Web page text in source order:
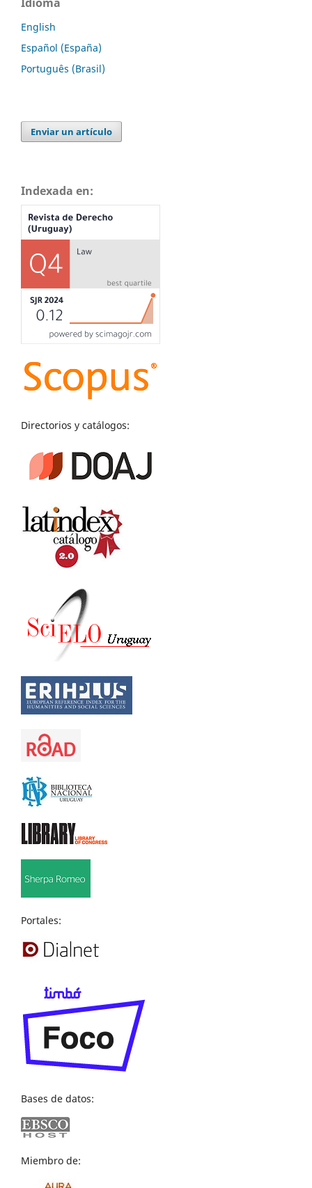
English
Español (España)
Português (Brasil)
Enviar un artículo
Indexada en:
Directorios y catálogos:
Portales:
Bases de datos:
Miembro de: